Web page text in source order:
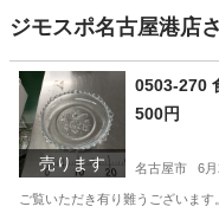
ジモスポ名古屋港店
売ります
0503-270
500円
名古屋市 6月
ご覧いただき有り難うございま